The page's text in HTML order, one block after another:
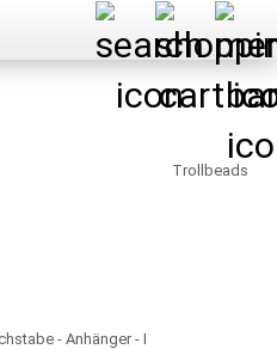
Trollbeads